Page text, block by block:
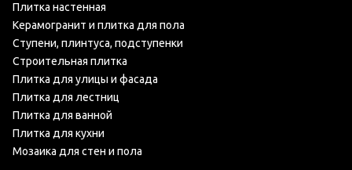
Плитка настенная
Керамогранит и плитка для пола
Ступени, плинтуса, подступенки
Строительная плитка
Плитка для улицы и фасада
Плитка для лестниц
Плитка для ванной
Плитка для кухни
Мозаика для стен и пола